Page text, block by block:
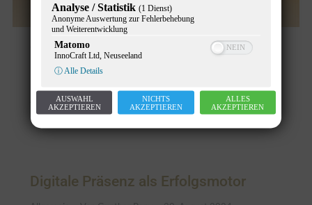
Wiener Städtische feiert 50 Jahre
Betriebskindergarten
Allgemein,Beruf und Familie,News
Gunther Pany
5. September 2024
Digitale Präsenz als Erfolgsmotor
Analyse / Statistik (1 Dienst)
Anonyme Auswertung zur Fehlerbehebung
und Weiterentwicklung
Matomo
InnoCraft Ltd, Neuseeland
ⓘ Alle Details
AUSWAHL
AKZEPTIEREN
NICHTS
AKZEPTIEREN
ALLES
AKZEPTIEREN